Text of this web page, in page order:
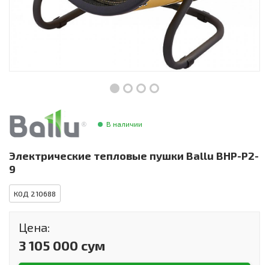
Инструменты и техника
Товары для дома
Сантехника В наличии
Электрические тепловые пушки Ballu BHP-P2-
9
КОД 210688
Цена:
3 105 000 сум